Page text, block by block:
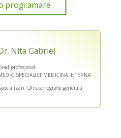
programare
Nita Gabriel
profesional:
SPECIALIST MEDICINA INTERNA
Ultrasonografie generala